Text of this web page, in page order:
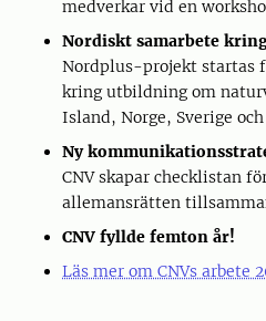
medverkar vid en
Nordiskt samarbete
Nordplus-projekt startas
kring utbildning om
Island, Norge, Sverige
Ny
CNV skapar checklistan
allemansrätten
CNV fyllde femton år!
Läs mer om CNVs arbete